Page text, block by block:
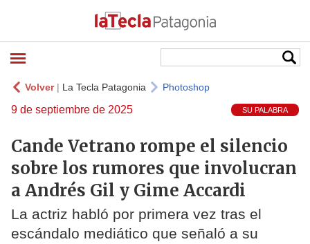
Volver| La Tecla Patagonia Photoshop
9 de septiembre de 2025 SU PALABRA
Cande Vetrano rompe el silencio
sobre los rumores que involucran
a Andrés Gil y Gime Accardi
La actriz habló por primera vez tras el
escándalo mediático que señaló a su